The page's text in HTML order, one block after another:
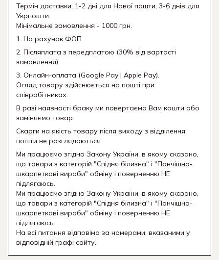
Термін доставки: 1-2 дні для Нової пошти, 3-6 днів для
Укрпошти.
Мінімальне замовлення - 1000 грн.
1. На рахунок ФОП
2. Післяплата з передплатою (30% від вартості
замовлення)
3. Онлайн-оплата (Google Pay | Apple Pay).
Огляд товару здійснюється на пошті при
співробітниках.
В разі наявності браку ми повертаємо Вам кошти або
заміняємо товар.
Скарги на якість товару після виходу з відділення
пошти не розглядаються.
Ми працюємо згідно Закону України, в якому сказано,
що товари з категорій "Спідня білизна" і "Панчішно-
шкарпеткові вироби" обміну і поверненню НЕ
підлягаюсь.
Ми працюємо згідно Закону України, в якому сказано,
що товари з категорій "Спідня білизна" і "Панчішно-
шкарпеткові вироби" обміну і поверненню НЕ
підлягаюсь.
На всі питання відповімо за номерами, вказаними у
відповідній графі сайту.